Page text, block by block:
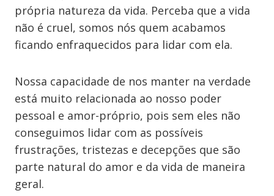
própria natureza da vida. Perceba que a vida
não é cruel, somos nós quem acabamos
ficando enfraquecidos para lidar com ela.
Nossa capacidade de nos manter na verdade
está muito relacionada ao nosso poder
pessoal e amor-próprio, pois sem eles não
conseguimos lidar com as possíveis
frustrações, tristezas e decepções que são
parte natural do amor e da vida de maneira
geral.